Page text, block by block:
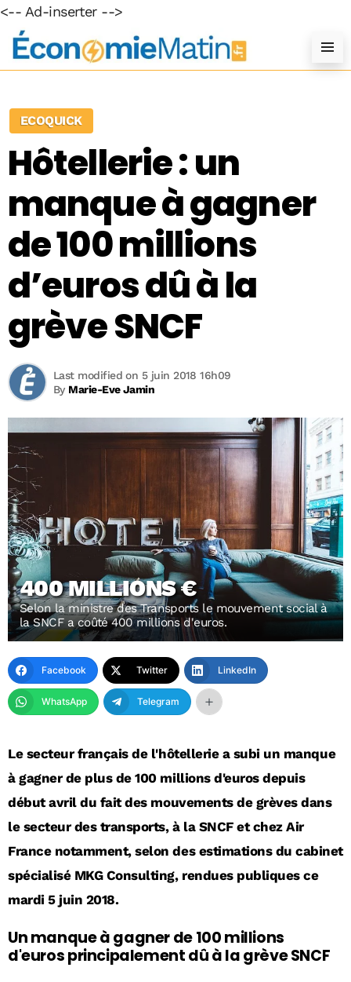
<-- Ad-inserter -->
ECOQUICK
Hôtellerie : un
manque à gagner
de 100 millions
d’euros dû à la
grève SNCF
By Marie-Eve Jamin
Last modified on 5 juin 2018 16h09
400 MILLIONS €
Selon la ministre des Transports le mouvement social à
la SNCF a coûté 400 millions d'euros.
Facebook Twitter LinkedIn
WhatsApp Telegram
Le secteur français de l'hôtellerie a subi un manque
à gagner de plus de 100 millions d'euros depuis
début avril du fait des mouvements de grèves dans
le secteur des transports, à la SNCF et chez Air
France notamment, selon des estimations du cabinet
spécialisé MKG Consulting, rendues publiques ce
mardi 5 juin 2018.
Un manque à gagner de 100 millions
d'euros principalement dû à la grève SNCF